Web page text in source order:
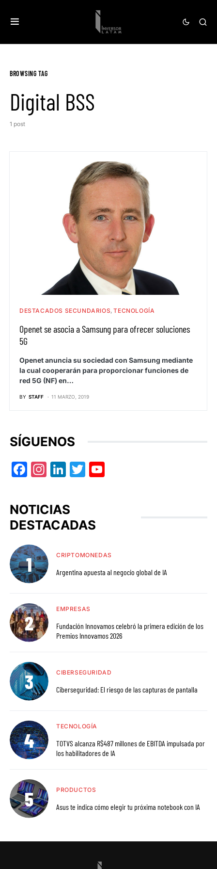
BROWSING TAG
Digital BSS
1 post
DESTACADOS SECUNDARIOS TECNOLOGÍA
Openet se asocia a Samsung para ofrecer soluciones
5G
Openet anuncia su sociedad con Samsung mediante
la cual cooperarán para proporcionar funciones de
red 5G (NF) en…
BY STAFF 11 MARZO, 2019
SÍGUENOS
Facebook
Instagram
LinkedIn
Twitter
NOTICIAS
DESTACADAS
CRIPTOMONEDAS
Argentina apuesta al negocio global de IA
EMPRESAS
Fundación Innovamos celebró la primera edición de los
Premios Innovamos 2026
CIBERSEGURIDAD
Ciberseguridad: El riesgo de las capturas de pantalla
TECNOLOGÍA
TOTVS alcanza R$487 millones de EBITDA impulsada por
los habilitadores de IA
PRODUCTOS
Asus te indica cómo elegir tu próxima notebook con IA